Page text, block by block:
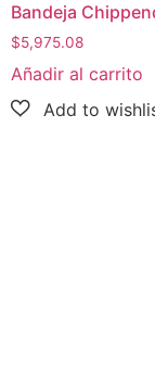
Bandeja
$5,975.08
Añadir al carrito